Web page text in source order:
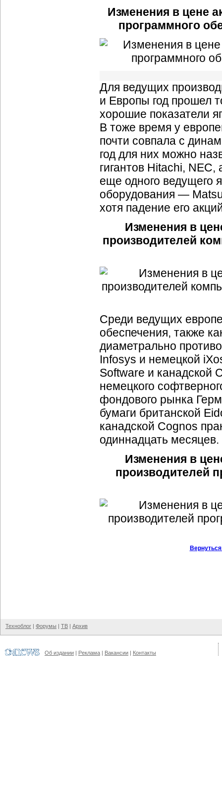
Изменения в цене
программного
Для ведущих
и Европы год прошел
хорошие показатели
В тоже время у
почти совпала с
год для них можно
гигантов Hitachi,
еще одного ведущего
оборудования —
хотя падение его
Изменения в
производителей
Среди ведущих
обеспечения, также
диаметрально
Infosys и немецкой
Software и канадской
немецкого
фондового рынка
бумаги британской
канадской Cognos
одиннадцать месяцев.
Изменения в
производителей
Техноблог | Форумы | ТВ | Архив
Об издании | Реклама | Вакансии | Контакты